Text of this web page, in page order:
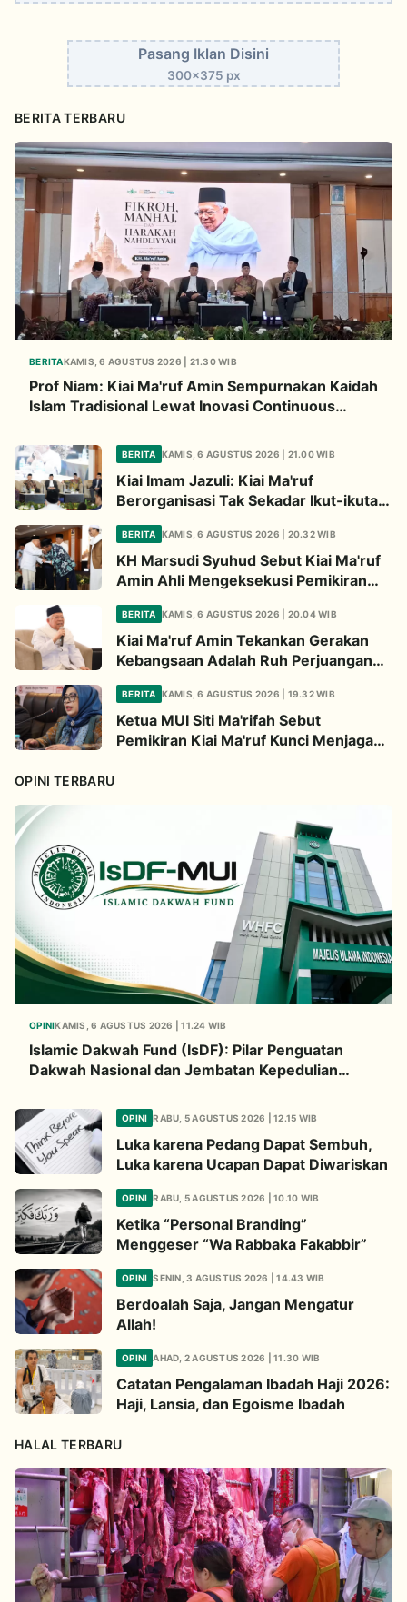
Pasang Iklan Disini
300x375 px
BERITA TERBARU
BERITAKAMIS, 6 AGUSTUS 2026 | 21.30 WIB
Prof Niam: Kiai Ma'ruf Amin Sempurnakan Kaidah
Islam Tradisional Lewat Inovasi Continuous
BERITA KAMIS, 6 AGUSTUS 2026 | 21.00 WIB
Kiai Imam Jazuli: Kiai Ma'ruf
Berorganisasi Tak Sekadar Ikut-ikutan,
BERITA KAMIS, 6 AGUSTUS 2026 | 20.32 WIB
KH Marsudi Syuhud Sebut Kiai Ma'ruf
Amin Ahli Mengeksekusi Pemikiran
Jadi Kebijakan Nyata
BERITA KAMIS, 6 AGUSTUS 2026 | 20.04 WIB
Kiai Ma'ruf Amin Tekankan Gerakan
Kebangsaan Adalah Ruh Perjuangan
Ulama
BERITA KAMIS, 6 AGUSTUS 2026 | 19.32 WIB
Ketua MUI Siti Ma'rifah Sebut
Pemikiran Kiai Ma'ruf Kunci Menjaga
OPINI TERBARU
OPINIKAMIS, 6 AGUSTUS 2026 | 11.24 WIB
Islamic Dakwah Fund (IsDF): Pilar Penguatan
Dakwah Nasional dan Jembatan Kepedulian
OPINI RABU, 5 AGUSTUS 2026 | 12.15 WIB
Luka karena Pedang Dapat Sembuh,
Luka karena Ucapan Dapat Diwariskan
OPINI RABU, 5 AGUSTUS 2026 | 10.10 WIB
Ketika “Personal Branding”
Menggeser “Wa Rabbaka Fakabbir”
OPINI SENIN, 3 AGUSTUS 2026 | 14.43 WIB
Berdoalah Saja, Jangan Mengatur
Allah!
OPINI AHAD, 2 AGUSTUS 2026 | 11.30 WIB
Catatan Pengalaman Ibadah Haji 2026:
Haji, Lansia, dan Egoisme Ibadah
HALAL TERBARU